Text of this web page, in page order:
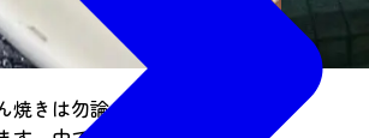
きは勿論、様々な牛たん料